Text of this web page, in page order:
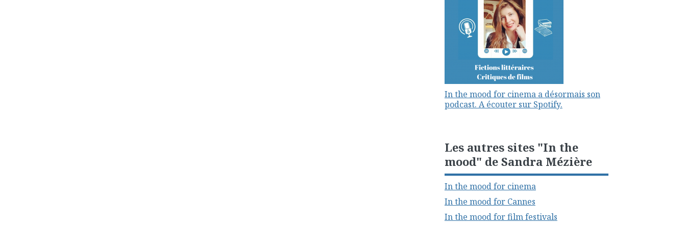
In the mood for cinema a désormais son
podcast. A écouter sur Spotify.
Les autres sites "In the
mood" de Sandra Mézière
In the mood for cinema
In the mood for Cannes
In the mood for film festivals